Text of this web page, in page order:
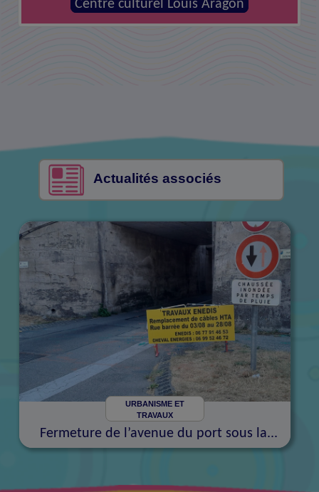
Centre culturel Louis Aragon
MJC - Centre social la Canopée
Actualités associés
URBANISME ET
TRAVAUX
Fermeture de l’avenue du port sous la...